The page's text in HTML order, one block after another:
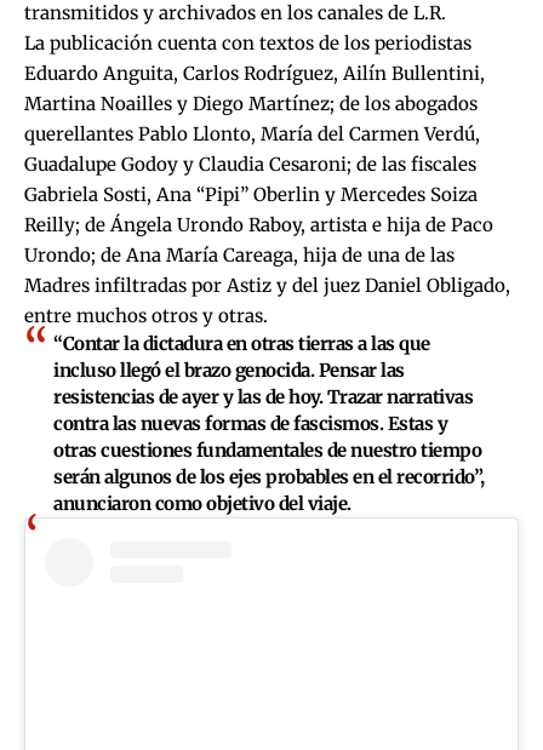
transmitidos y archivados en los canales de L.R.
La publicación cuenta con textos de los periodistas
Eduardo Anguita, Carlos Rodríguez, Ailín Bullentini,
Martina Noailles y Diego Martínez; de los abogados
querellantes Pablo Llonto, María del Carmen Verdú,
Guadalupe Godoy y Claudia Cesaroni; de las fiscales
Gabriela Sosti, Ana “Pipi” Oberlin y Mercedes Soiza
Reilly; de Ángela Urondo Raboy, artista e hija de Paco
Urondo; de Ana María Careaga, hija de una de las
Madres infiltradas por Astiz y del juez Daniel Obligado,
entre muchos otros y otras.
“Contar la dictadura en otras tierras a las que
incluso llegó el brazo genocida. Pensar las
resistencias de ayer y las de hoy. Trazar narrativas
contra las nuevas formas de fascismos. Estas y
otras cuestiones fundamentales de nuestro tiempo
serán algunos de los ejes probables en el recorrido”,
anunciaron como objetivo del viaje.